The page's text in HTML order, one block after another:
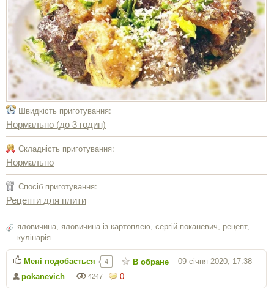
Швидкість приготування:
Нормально (до 3 годин)
Складність приготування:
Нормально
Спосіб приготування:
Рецепти для плити
яловичина яловичина iз картоплею сергiй поканевич рецепт,
кулінарія
0
4247
pokanevich
09 січня 2020, 17:38
Мені подобається 4 В обране